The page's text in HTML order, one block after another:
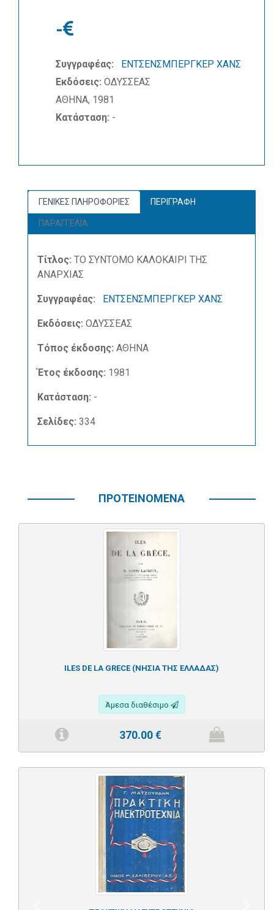
-
Συγγραφέας:
ΕΝΤΣΕΝΣΜΠΕΡΓΚΕΡ ΧΑΝΣ
Εκδόσεις: ΟΔΥΣΣΕΑΣ
ΑΘΗΝΑ, 1981
Κατάσταση: -
ΓΕΝΙΚΕΣ ΠΛΗΡΟΦΟΡΙΕΣ ΠΕΡΙΓΡΑΦΗ
ΠΑΡΑΓΓΕΛΙΑ
Τίτλος: ΤΟ ΣΥΝΤΟΜΟ ΚΑΛΟΚΑΙΡΙ ΤΗΣ
ΑΝΑΡΧΙΑΣ
Συγγραφέας: ΕΝΤΣΕΝΣΜΠΕΡΓΚΕΡ ΧΑΝΣ
Εκδόσεις: ΟΔΥΣΣΕΑΣ
Τόπος έκδοσης: ΑΘΗΝΑ
Έτος έκδοσης: 1981
Κατάσταση: -
Σελίδες: 334
ΠΡΟΤΕΙΝΟΜΕΝΑ
ILES DE LA GRECE (ΝΗΣΙΑ ΤΗΣ ΕΛΛΑΔΑΣ)
Άμεσα διαθέσιμο
370.00€